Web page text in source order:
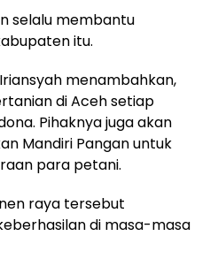
selalu membantu
itu.
menambahkan,
di Aceh setiap
Pihaknya juga akan
Mandiri Pangan untuk
para petani.
raya tersebut
di masa-masa